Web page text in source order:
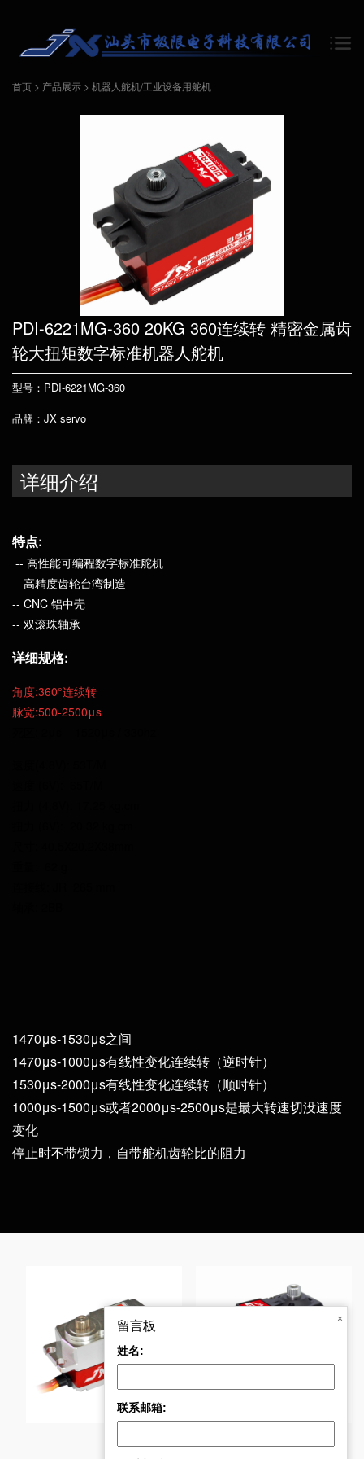
首页 > 产品展示 > 机器人舵机/工业设备用舵机
PDI-6221MG-360 20KG 360连续转 精密金属齿
轮大扭矩数字标准机器人舵机
型号：PDI-6221MG-360
品牌：JX servo
详细介绍
特点:
-- 高性能可编程数字标准舵机
-- 高精度齿轮台湾制造
-- CNC 铝中壳
-- 双滚珠轴承
详细规格:
角度:360°连续转
脉宽:500-2500μs
1470μs-1530μs之间
1470μs-1000μs有线性变化连续转（逆时针）
1530μs-2000μs有线性变化连续转（顺时针）
1000μs-1500μs或者2000μs-2500μs是最大转速切没速度
变化
停止时不带锁力，自带舵机齿轮比的阻力
CLS6027HV 27kg 大
留言板
姓名:
联系邮箱:
×